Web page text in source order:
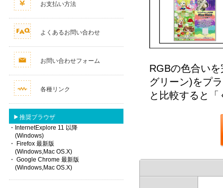
RGBの色合い
グリーン)をプ
と比較すると
お支払い方法
よくあるお問い合わせ
お問い合わせフォーム
各種リンク
推奨ブラウザ
・InternetExplore 11 以降
(Windows)
・ Firefox 最新版
(Windows,Mac OS.X)
・ Google Chrome 最新版
(Windows,Mac OS.X)